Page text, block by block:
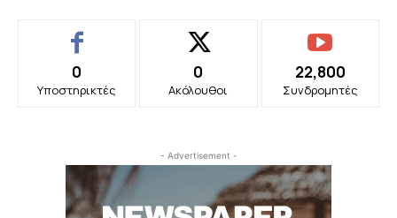
0
Υποστηρικτές
0
Ακόλουθοι
22,800
Συνδρομητές
- Advertisement -